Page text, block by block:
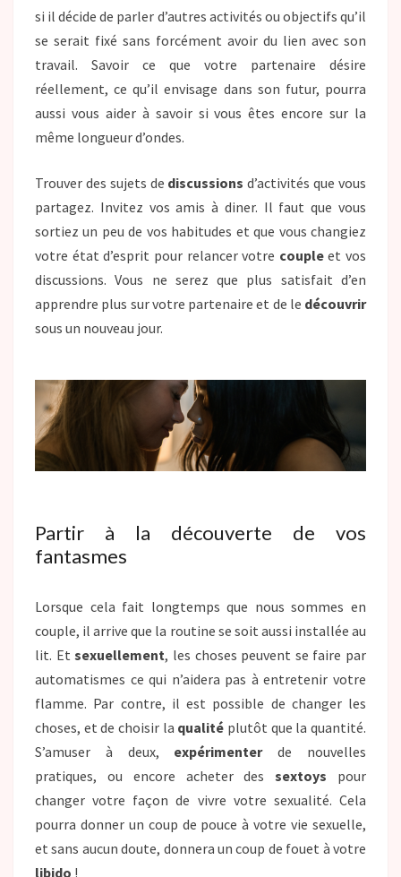
si il décide de parler d’autres activités ou objectifs qu’il
se serait fixé sans forcément avoir du lien avec son
travail. Savoir ce que votre partenaire désire
réellement, ce qu’il envisage dans son futur, pourra
aussi vous aider à savoir si vous êtes encore sur la
même longueur d’ondes.
Trouver des sujets de discussionsd’activités que vous
partagez. Invitez vos amis à diner. Il faut que vous
sortiez un peu de vos habitudes et que vous changiez
votre état d’esprit pour relancer votre coupleet vos
discussions. Vous ne serez que plus satisfait d’en
apprendre plus sur votre partenaire et de le découvrir
sous un nouveau jour.
Partir à la découverte de vos
fantasmes
Lorsque cela fait longtemps que nous sommes en
couple, il arrive que la routine se soit aussi installée au
lit. Etsexuellement, les choses peuvent se faire par
automatismes ce qui n’aidera pas à entretenir votre
flamme. Par contre, il est possible de changer les
choses, et de choisir la qualité plutôt que la quantité.
S’amuser à deux, expérimenterde nouvelles
pratiques, ou encore acheter dessextoys pour
changer votre façon de vivre votre sexualité. Cela
pourra donner un coup de pouce à votre vie sexuelle,
et sans aucun doute, donnera un coup de fouet à votre
libido !